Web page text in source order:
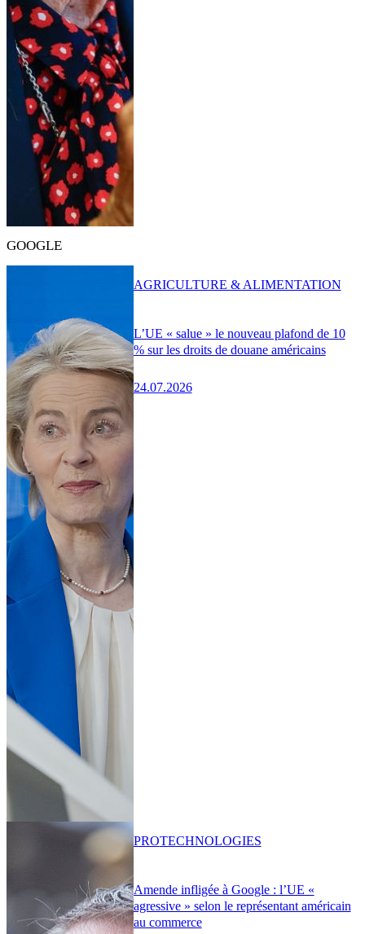
GOOGLE
L’UE « salue » le nouveau plafond de 10
% sur les droits de douane américains
24.07.2026
AGRICULTURE & ALIMENTATION
Amende infligée à Google : l’UE «
agressive » selon le représentant américain
au commerce
PROTECHNOLOGIES